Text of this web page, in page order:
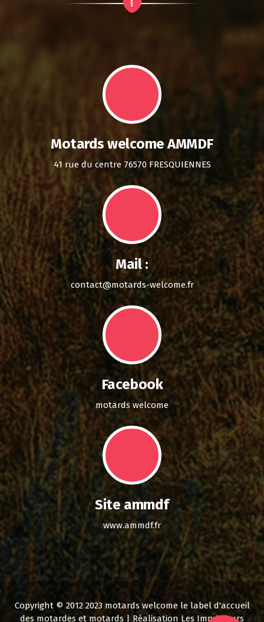
Motards welcome AMMDF
41 rue du centre 76570 FRESQUIENNES
Mail :
contact@motards-welcome.fr
Facebook
motards welcome
Site ammdf
www.ammdf.fr
Copyright © 2012 2023 motards welcome le label d'accueil
des motardes et motards | Réalisation Les Imprimeurs